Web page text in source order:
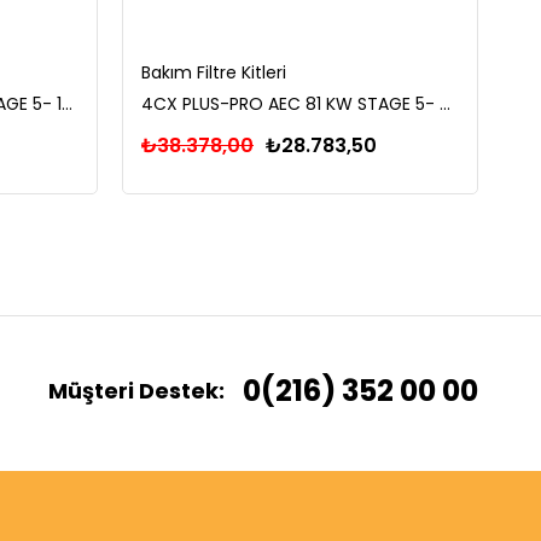
3CX PLUS-PRO AEC 81 KW STAGE 5- 1000 SAAT FİLTRE BAKIM KİTİ
Bakım Filtre Kitleri
4CX PLUS-PRO AEC 81 KW STAGE 5- 500 SAAT FİLTRE BAKIM KİTİ
₺28.783,50
₺38.378,00
Müşteri Destek: 0(216) 352 00 00